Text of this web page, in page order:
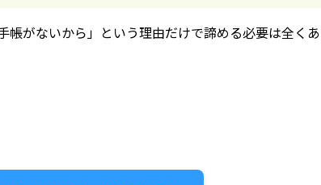
がないから」という理由だけで諦める必要は全く